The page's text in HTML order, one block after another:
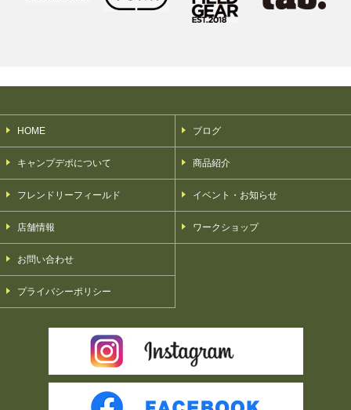
HOME
キャンプデポについて
フレンドリーフィールド
店舗情報
お問い合わせ
プライバシーポリシー
ブログ
商品紹介
イベント・お知らせ
ワークショップ